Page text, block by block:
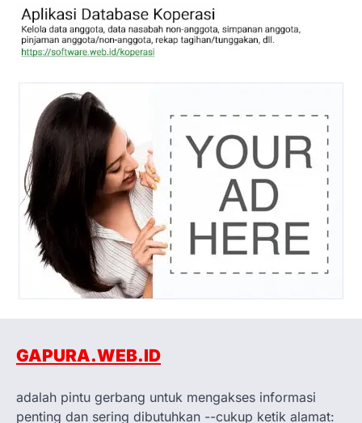
GAPURA.WEB.ID
adalah pintu gerbang untuk mengakses informasi
penting dan sering dibutuhkan --cukup ketik alamat: